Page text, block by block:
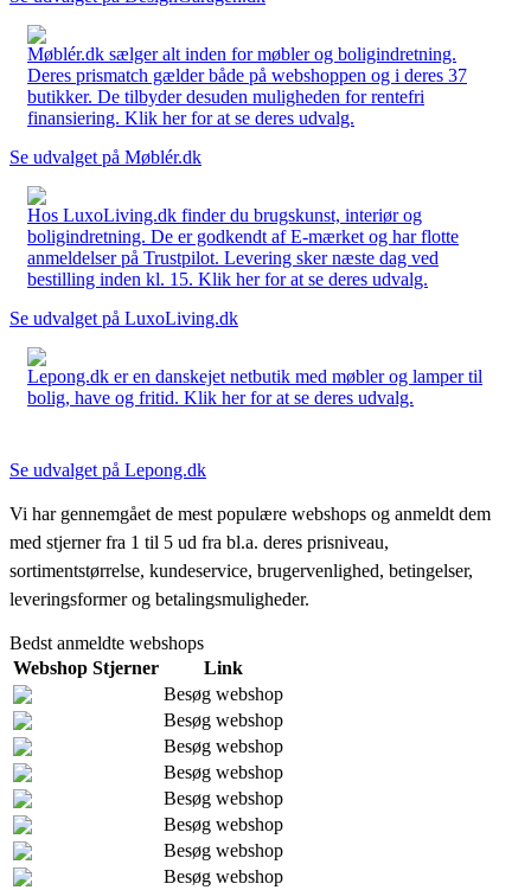
Møblér.dk sælger alt inden for møbler og boligindretning.
Deres prismatch gælder både på webshoppen og i deres 37
butikker. De tilbyder desuden muligheden for rentefri
finansiering. Klik her for at se deres udvalg.
Se udvalget på Møblér.dk
Hos LuxoLiving.dk finder du brugskunst, interiør og
boligindretning. De er godkendt af E-mærket og har flotte
anmeldelser på Trustpilot. Levering sker næste dag ved
bestilling inden kl. 15. Klik her for at se deres udvalg.
Se udvalget på LuxoLiving.dk
Lepong.dk er en danskejet netbutik med møbler og lamper til
bolig, have og fritid. Klik her for at se deres udvalg.
Se udvalget på Lepong.dk
Vi har gennemgået de mest populære webshops og anmeldt dem
med stjerner fra 1 til 5 ud fra bl.a. deres prisniveau,
sortimentstørrelse, kundeservice, brugervenlighed, betingelser,
leveringsformer og betalingsmuligheder.
Bedst anmeldte webshops
Webshop Stjerner
Link
Besøg webshop
Besøg webshop
Besøg webshop
Besøg webshop
Besøg webshop
Besøg webshop
Besøg webshop
Besøg webshop